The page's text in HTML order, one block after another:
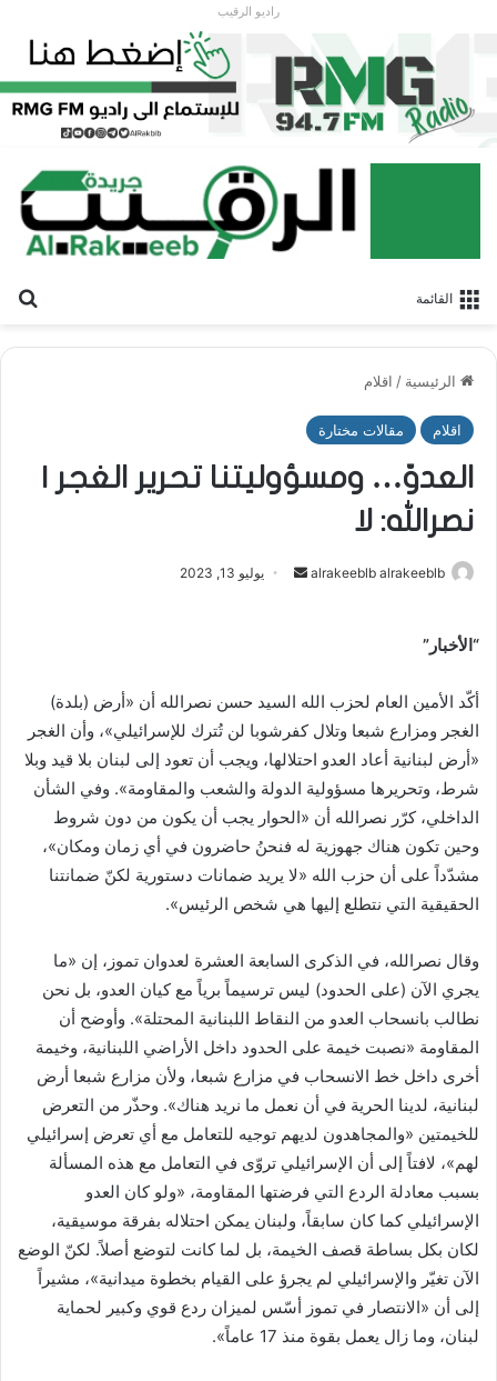
راديو الرقيب
القائمة
الرئيسية / اقلام
اقلام مقالات مختارة
العدوّ… ومسؤوليتنا تحرير الغجر |
نصرالله: لا
alrakeeblb alrakeeblb
ر
ي
د
ا
إ
ك
ر
ي
ا
يوليو 13, 2023
“الأخبار”
أكّد الأمين العام لحزب الله السيد حسن نصرالله أن «أرض (بلدة)
الغجر ومزارع شبعا وتلال كفرشوبا لن تُترك للإسرائيلي»، وأن الغجر
«أرض لبنانية أعاد العدو احتلالها، ويجب أن تعود إلى لبنان بلا قيد وبلا
شرط، وتحريرها مسؤولية الدولة والشعب والمقاومة». وفي الشأن
الداخلي، كرّر نصرالله أن «الحوار يجب أن يكون من دون شروط
وحين تكون هناك جهوزية له فنحنُ حاضرون في أي زمان ومكان»،
مشدّداً على أن حزب الله «لا يريد ضمانات دستورية لكنّ ضمانتنا
الحقيقية التي نتطلع إليها هي شخص الرئيس».
وقال نصرالله، في الذكرى السابعة العشرة لعدوان تموز، إن «ما
يجري الآن (على الحدود) ليس ترسيماً برياً مع كيان العدو، بل نحن
نطالب بانسحاب العدو من النقاط اللبنانية المحتلة». وأوضح أن
المقاومة «نصبت خيمة على الحدود داخل الأراضي اللبنانية، وخيمة
أخرى داخل خط الانسحاب في مزارع شبعا، ولأن مزارع شبعا أرض
لبنانية، لدينا الحرية في أن نعمل ما نريد هناك». وحذّر من التعرض
للخيمتين «والمجاهدون لديهم توجيه للتعامل مع أي تعرض إسرائيلي
لهم»، لافتاً إلى أن الإسرائيلي تروّى في التعامل مع هذه المسألة
بسبب معادلة الردع التي فرضتها المقاومة، «ولو كان العدو
الإسرائيلي كما كان سابقاً، ولبنان يمكن احتلاله بفرقة موسيقية،
لكان بكل بساطة قصف الخيمة، بل لما كانت لتوضع أصلاً. لكنّ الوضع
الآن تغيّر والإسرائيلي لم يجرؤ على القيام بخطوة ميدانية»، مشيراً
إلى أن «الانتصار في تموز أسّس لميزان ردع قوي وكبير لحماية
لبنان، وما زال يعمل بقوة منذ 17 عاماً».